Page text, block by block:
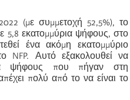
(με συμμετοχή 52,5%), το
5,8 εκατομμύρια ψήφους, στο
ένα ακόμη εκατομμύριο
NFP. Αυτό εξακολουθεί να
ψήφους που πήγαν στη
πολύ από το να είναι το